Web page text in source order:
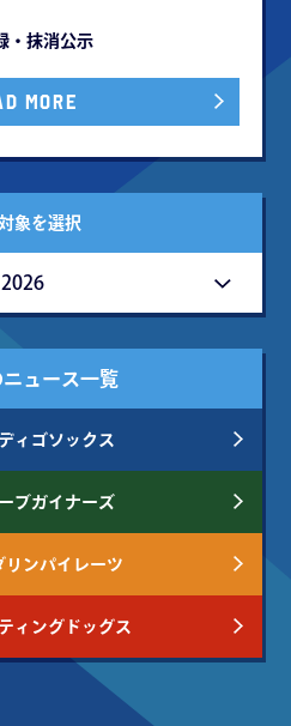
・抹消公示
MORE
象を選択
2026
ュース一覧
ィゴソックス
ブガイナーズ
リンパイレーツ
ィングドッグス